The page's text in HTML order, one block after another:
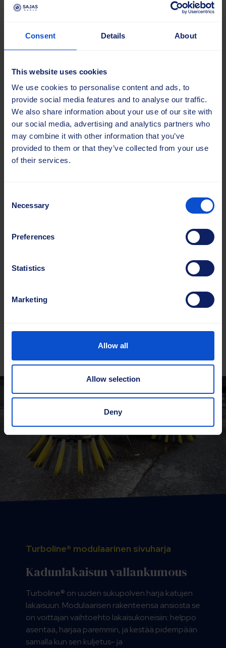
Consent Details About
This website uses cookies
We use cookies to personalise content and ads, to
provide social media features and to analyse our traffic.
We also share information about your use of our site with
our social media, advertising and analytics partners who
may combine it with other information that you’ve
provided to them or that they’ve collected from your use
of their services.
Selection
Necessary
Preferences
Statistics
Marketing
Allow all
Allow selection
Deny
viimeistelyyn, purseenpoistoon ja
Teollisuuden ratkaisut
Oli toimialasi tai tarpeesi mikä tahansa,
Turboline® modulaarinen sivuharja
Kadunlakaisun vallankumous
Turboline® on uuden sukupolven harja katujen
lakaisuun. Modulaarisen rakenteensa ansiosta se
on voittajan vaihtoehto lakaisukoneisiin: helppo
asentaa, harjaa paremmin, ja kestää pidempään
samalla kun sen kuljetus- ja